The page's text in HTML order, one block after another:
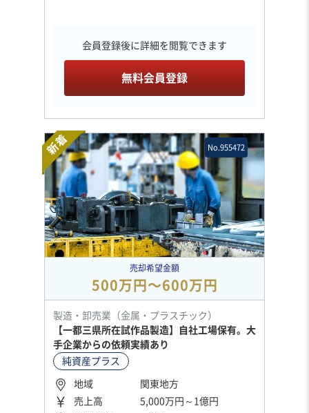
会員登録後に詳細を閲覧できます
無料会員登録
新着 No.955472
売却希望金額
500万円〜600万円
製造・卸売業（金属・プラスチック）
【一都三県所在試作品製造】自社工場保有。大
手企業からの依頼実績あり
純資産プラス
地域
関東地方
売上高
5,000万円～1億円